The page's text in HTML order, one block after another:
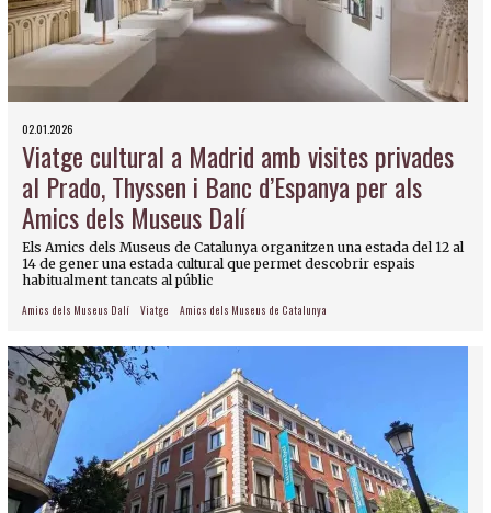
02.01.2026
Viatge cultural a Madrid amb visites privades
al Prado, Thyssen i Banc d’Espanya per als
Amics dels Museus Dalí
Els Amics dels Museus de Catalunya organitzen una estada del 12 al
14 de gener una estada cultural que permet descobrir espais
habitualment tancats al públic
Amics dels Museus Dalí Viatge Amics dels Museus de Catalunya